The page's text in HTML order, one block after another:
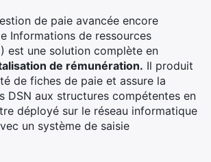
de paie avancée encore
Informations de ressources
est une solution complète en
de rémunération. Il produit
de fiches de paie et assure la
DSN aux structures compétentes en
déployé sur le réseau informatique
un système de saisie